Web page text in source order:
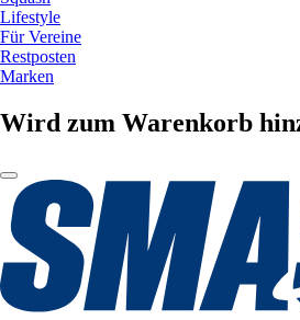
Lifestyle
Für Vereine
Restposten
Marken
Wird zum Warenkorb